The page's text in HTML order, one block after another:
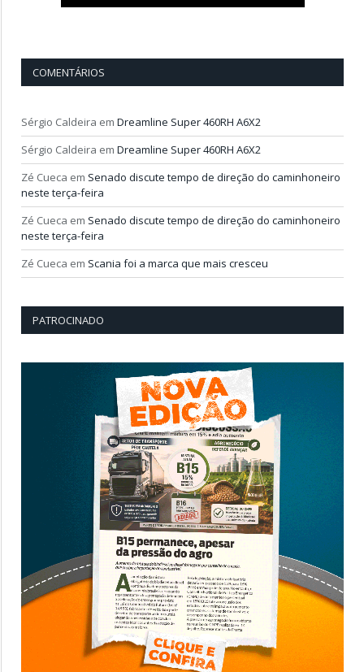
COMENTÁRIOS
Sérgio Caldeira em Dreamline Super 460RH A6X2
Sérgio Caldeira em Dreamline Super 460RH A6X2
Zé Cueca em Senado discute tempo de direção do caminhoneiro
neste terça-feira
Zé Cueca em Senado discute tempo de direção do caminhoneiro
neste terça-feira
Zé Cueca em Scania foi a marca que mais cresceu
PATROCINADO